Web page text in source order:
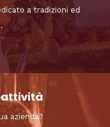
a tradizioni ed
attività
azienda?